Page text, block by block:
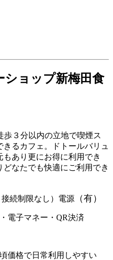
ョップ新梅田食
歩３分以内の立地で喫煙ス
るカフェ。ドトールバリュ
あり更にお得に利用でき
なたでも快適にご利用でき
続制限なし）電源 （有）
電子マネー・QR決済
価格で日常利用しやすい